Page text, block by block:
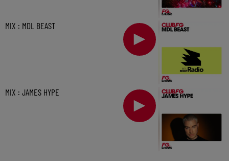
MIX : MDL BEAST
MIX : JAMES HYPE